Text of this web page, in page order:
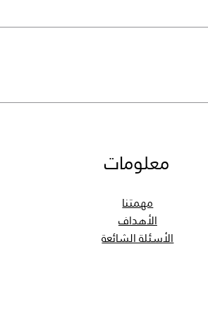
معلومات
مهمتنا
الأهداف
الأسئلة الشائعة